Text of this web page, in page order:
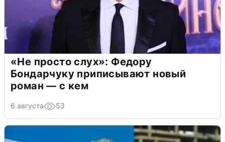
«Не просто слух»: Федору
Бондарчуку приписывают новый
роман — с кем
6 августа 53